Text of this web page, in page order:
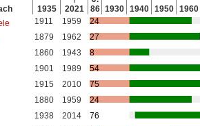
1935
2021
86 1930 1940 1950 1960
1911 1959
24
1879 1962
27
1860 1943
8
1901 1989
54
1915 2010
75
1880 1959
24
1938 2014
76